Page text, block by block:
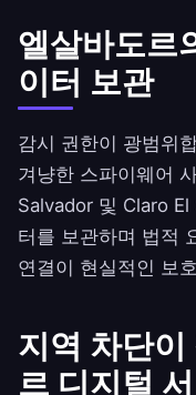
엘살바도르
이터 보관
감시 권한이 광범위
겨냥한 스파이웨어
Salvador 및 Claro
터를 보관하며 법적
연결이 현실적인 보
지역 차단
르 디지털